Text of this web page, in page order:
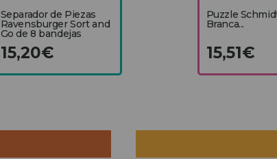
Separador de Piezas
Ravensburger Sort and
Go de 8 bandejas
15,20€
Puzzle
Branca...
15,51€